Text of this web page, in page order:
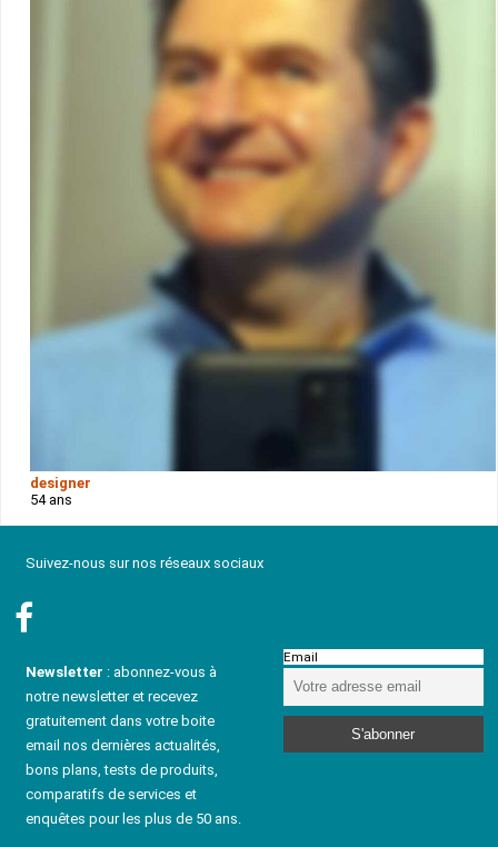
designer
54 ans
Suivez-nous sur nos réseaux sociaux
Newsletter : abonnez-vous à
notre newsletter et recevez
gratuitement dans votre boite
email nos dernières actualités,
bons plans, tests de produits,
comparatifs de services et
enquêtes pour les plus de 50 ans.
Email